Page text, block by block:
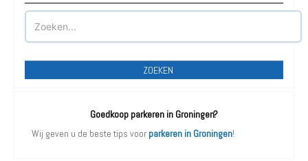
ZOEKEN
Goedkoop parkeren in Groningen?
Wij geven u de beste tips voor parkeren in Groningen!